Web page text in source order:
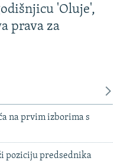
'Oluje',
prava za
na prvim izborima s
poziciju predsednika